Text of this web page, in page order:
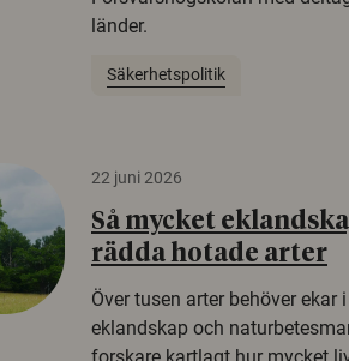
länder.
Säkerhetspolitik
22 juni 2026
Så mycket
rädda hotade arter
Över tusen arter behöver ekar
eklandskap och